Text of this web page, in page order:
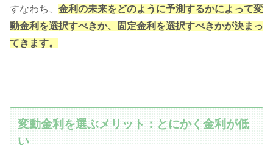
すなわち、 金利の未来をどのように予測するかによって変
動金利を選択すべきか、固定金利を選択すべきかが決まっ
てきます。
変動金利を選ぶメリット：とにかく金利が低
い